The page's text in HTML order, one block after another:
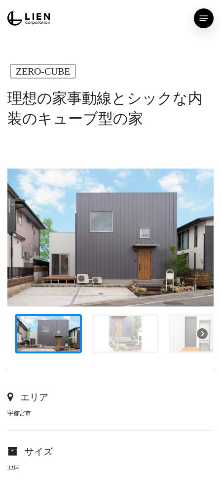
Menu
ZERO-CUBE
理想の家事動線とシックな内
装のキューブ型の家
エリア
宇都宮市
サイズ
32坪